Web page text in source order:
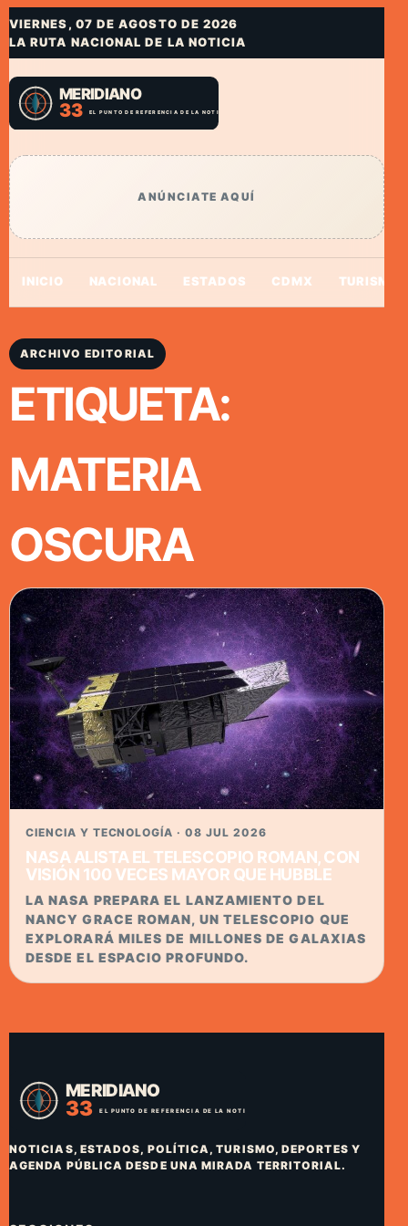
VIERNES, 07 DE AGOSTO DE 2026
LA RUTA NACIONAL DE LA NOTICIA
ANÚNCIATE AQUÍ
INICIO NACIONAL ESTADOS CDMX TURISMO
ARCHIVO EDITORIAL
ETIQUETA:
MATERIA
OSCURA
CIENCIA Y TECNOLOGÍA · 08 JUL 2026
NASA ALISTA EL TELESCOPIO ROMAN, CON
VISIÓN 100 VECES MAYOR QUE HUBBLE
LA NASA PREPARA EL LANZAMIENTO DEL
NANCY GRACE ROMAN, UN TELESCOPIO QUE
EXPLORARÁ MILES DE MILLONES DE GALAXIAS
DESDE EL ESPACIO PROFUNDO.
NOTICIAS, ESTADOS, POLÍTICA, TURISMO, DEPORTES Y
AGENDA PÚBLICA DESDE UNA MIRADA TERRITORIAL.